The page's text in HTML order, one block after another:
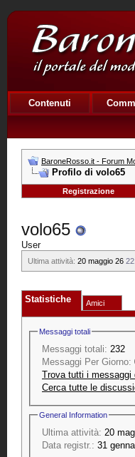
Contenuti
BaroneRosso.it - Forum
Profilo di volo65
Registrazione
volo65
User
Ultima attività: 20 maggio 26
Statistiche Amici
Messaggi totali
Messaggi totali: 232
Messaggi Per Giorno:
Trova tutti i messaggi
Cerca tutte le
General Information
Ultima attività: 20
Data registr.: 31